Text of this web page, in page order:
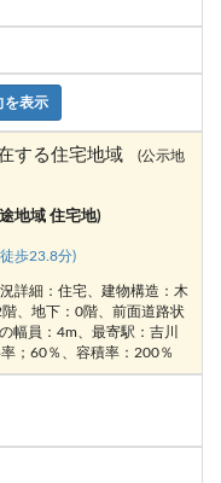
を表示
する住宅地域
(公示地
地域 住宅地)
歩23.8分)
詳細：住宅、建物構造：木
、地下：0階、前面道路状
幅員：4m、最寄駅：吉川
；60％、容積率：200％